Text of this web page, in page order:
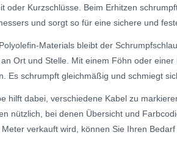
oder Kurzschlüsse. Beim Erhitzen
und sorgt so für eine sichere und
Materials bleibt der
Ort und Stelle. Mit einem Föhn oder
Es schrumpft gleichmäßig und schmiegt
hilft dabei, verschiedene Kabel zu
nützlich, bei denen Übersicht und
verkauft wird, können Sie Ihren